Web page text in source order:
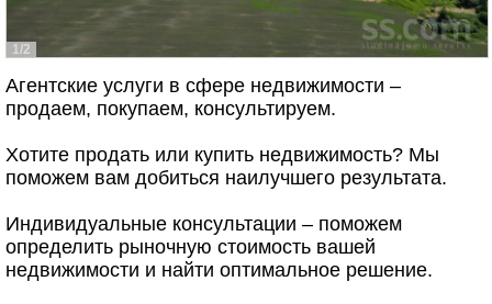
1/2
Агентские услуги в сфере недвижимости –
продаем, покупаем, консультируем.
Хотите продать или купить недвижимость? Мы
поможем вам добиться наилучшего результата.
Индивидуальные консультации – поможем
определить рыночную стоимость вашей
недвижимости и найти оптимальное решение.